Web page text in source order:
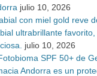
julio 10, 2026
con miel gold reve
ultrabrillante
julio 10, 2026
SPF 50+ de
Andorra es un